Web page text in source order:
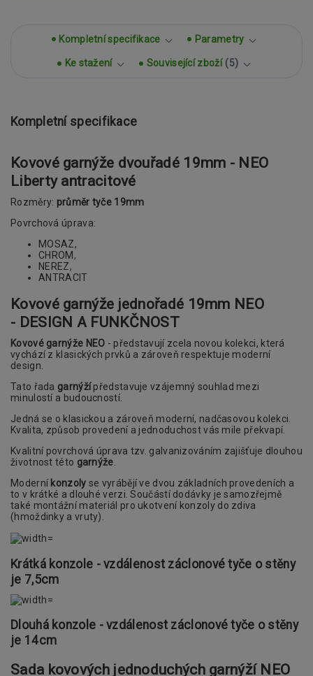
Kompletní specifikace Parametry
Ke stažení Související zboží 5
Kompletní specifikace
Kovové garnýže dvouřadé 19mm - NEO
Liberty antracitové
Rozměry: průměr tyče 19mm
Povrchová úprava:
MOSAZ,
CHROM,
NEREZ,
ANTRACIT
Kovové garnýže jednořadé 19mm NEO
- DESIGN A FUNKČNOST
Kovové garnýže NEO - představují zcela novou kolekci, která
vychází z klasických prvků a zároveň respektuje moderní
design.
Tato řada garnýžípředstavuje vzájemný souhlad mezi
minulostí a budoucností.
Jedná se o klasickou a zároveň moderní, nadčasovou kolekci.
Kvalita, způsob provedení a jednoduchost vás mile překvapí.
Kvalitní povrchová úprava tzv. galvanizováním zajišťuje dlouhou
životnost této garnýže
Moderní konzoly se vyrábějí ve dvou základních provedeních a
to v krátké a dlouhé verzi. Součástí dodávky je samozřejmě
také montážní materiál pro ukotvení konzoly do zdiva
(hmoždinky a vruty).
Krátká konzole - vzdálenost záclonové tyče o stěny
je 7,5cm
Dlouhá konzole - vzdálenost záclonové tyče o stěny
je 14cm
Sada kovových jednoduchých garnýží NEO